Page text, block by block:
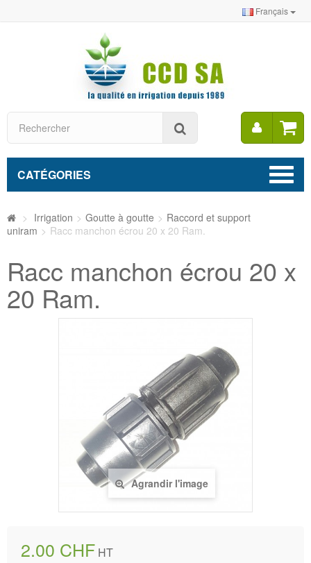
Français
Mon
CATÉGORIES
> Irrigation > Goutte à goutte > Raccord et support
uniram > Racc manchon écrou 20 x 20 Ram.
Racc manchon écrou 20 x
20 Ram.
Agrandir l'image
2.00 CHF HT